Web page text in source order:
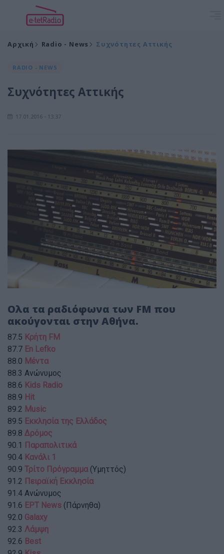
Αρχική Radio - News Συχνότητες Αττικής
RADIO - NEWS
Συχνότητες Αττικής
17.01.2016 - 13:37
Ολα τα ραδιόφωνα των FM που
ακούγονται στην Αθήνα.
87.5 Κρήτη FM
87.7 En Lefko
88.0 Μέντα
88.3 Ανώνυμος
88.6 Kids Radio
88.9 Hit
89.2 Music
89.5 Εκκλησία της Ελλάδος
89.8 Δρόμος
90.1
Παραπολιτικά
90.4 Κανάλι 1
90.9 Τρίτο Πρόγραμμα (Υμηττός)
91.2 Πειραϊκή Εκκλησία
91.4 Ανώνυμος
91.6 ΕΡΤ News (Πάρνηθα)
92.0 Galaxy
92.3 Λάμψη
92.6 Best